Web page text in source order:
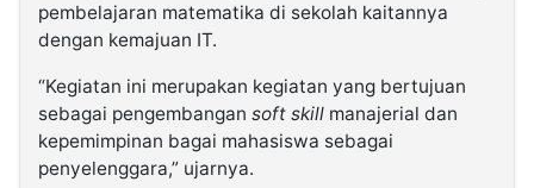
pembelajaran matematika di sekolah kaitannya
dengan kemajuan IT.
“Kegiatan ini merupakan kegiatan yang bertujuan
sebagai pengembangan soft skill manajerial dan
kepemimpinan bagai mahasiswa sebagai
penyelenggara,” ujarnya.